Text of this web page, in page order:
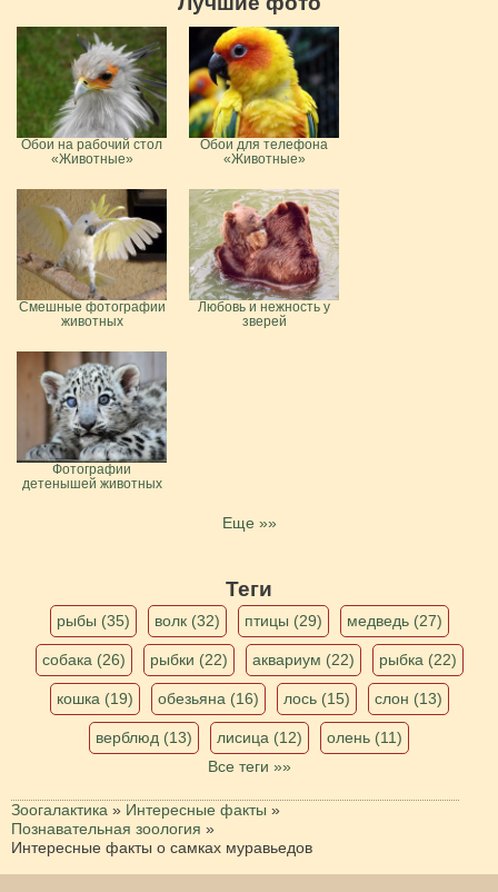
Обои на рабочий стол
«Животные»
Обои для телефона
«Животные»
Смешные фотографии
животных
Любовь и нежность у
зверей
Фотографии
детенышей животных
Еще »»
Теги
рыбы (35) волк (32) птицы (29) медведь (27)
собака (26) рыбки (22) аквариум (22) рыбка (22)
кошка (19) обезьяна (16) лось (15) слон (13)
верблюд (13) лисица (12)
олень (11)
Все теги »»
Зоогалактика » Интересные факты »
Познавательная зоология »
Интересные факты о самках муравьедов